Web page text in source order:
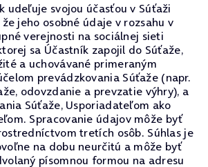
udeľuje svojou účasťou v Súťaži
jeho osobné údaje v rozsahu v
verejnosti na sociálnej sieti
sa Účastník zapojil do Súťaže,
a uchovávané primeraným
prevádzkovania Súťaže (napr.
odovzdanie a prevzatie výhry), a
Súťaže, Usporiadateľom ako
Spracovanie údajov môže byť
tretích osôb. Súhlas je
na dobu neurčitú a môže byť
písomnou formou na adresu